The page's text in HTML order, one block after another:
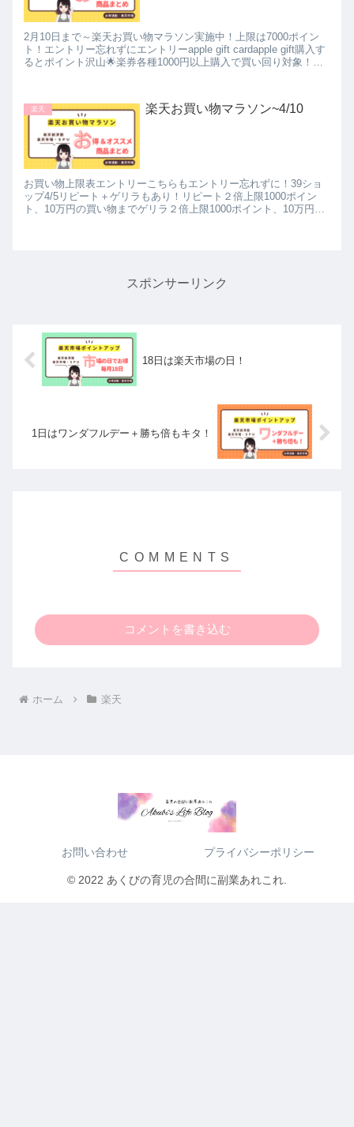
2月10日まで～楽天お買い物マラソン実施中！上限は7000ポイン
ト！エントリー忘れずにエントリーapple gift cardapple gift購入す
るとポイント沢山🌟楽券各種1000円以上購入で買い回り対象！
楽天 楽天お買い物マラソン~4/10
お買い物上限表エントリーこちらもエントリー忘れずに！39ショ
ップ4/5リピート＋ゲリラもあり！リピート２倍上限1000ポイン
ト、10万円の買い物までゲリラ２倍上限1000ポイント、10万円の
スポンサーリンク
18日は楽天市場の日！
1日はワンダフルデー＋勝ち倍もキタ！
コメントを書き込む
ホーム 楽天
お問い合わせ プライバシーポリシー
© 2022 あくびの育児の合間に副業あれこれ.